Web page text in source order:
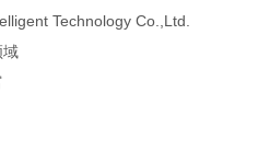
Technology Co.,Ltd.
域